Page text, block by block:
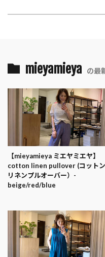
mieyamieya の最
【mieyamieya ミエヤミエヤ】
cotton linen pullover (コットン
リネンプルオーバー）-
beige/red/blue